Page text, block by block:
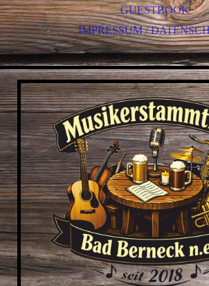
GUESTBOOK
IMPRESSUM /